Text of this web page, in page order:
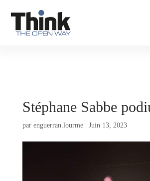
Stéphane Sabbe
par enguerran.lourme| Juin 13, 2023